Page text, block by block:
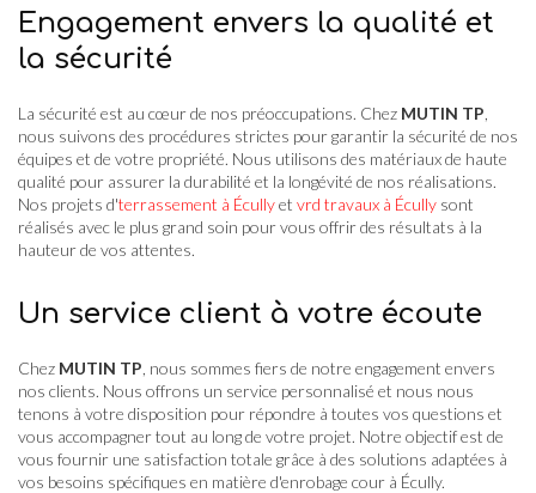
Engagement envers la qualité et
la sécurité
La sécurité est au cœur de nos préoccupations. Chez MUTIN TP
nous suivons des procédures strictes pour garantir la sécurité de nos
équipes et de votre propriété. Nous utilisons des matériaux de haute
qualité pour assurer la durabilité et la longévité de nos réalisations.
Nos projets d'terrassement à Écullyet vrd travaux à Écully sont
réalisés avec le plus grand soin pour vous offrir des résultats à la
hauteur de vos attentes.
Un service client à votre écoute
Chez MUTIN TP , nous sommes fiers de notre engagement envers
nos clients. Nous offrons un service personnalisé et nous nous
tenons à votre disposition pour répondre à toutes vos questions et
vous accompagner tout au long de votre projet. Notre objectif est de
vous fournir une satisfaction totale grâce à des solutions adaptées à
vos besoins spécifiques en matière d'enrobage cour à Écully.